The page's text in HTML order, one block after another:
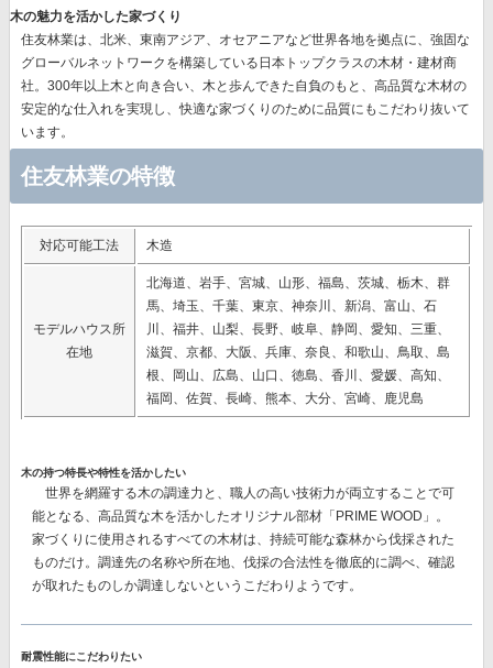
木の魅力を活かした家づくり
住友林業は、北米、東南アジア、オセアニアなど世界各地を拠点に、強固な
グローバルネットワークを構築している日本トップクラスの木材・建材商
社。300年以上木と向き合い、木と歩んできた自負のもと、高品質な木材の
安定的な仕入れを実現し、快適な家づくりのために品質にもこだわり抜いて
います。
住友林業の特徴
対応可能工法 木造
モデルハウス所
在地
北海道、岩手、宮城、山形、福島、茨城、栃木、群
馬、埼玉、千葉、東京、神奈川、新潟、富山、石
川、福井、山梨、長野、岐阜、静岡、愛知、三重、
滋賀、京都、大阪、兵庫、奈良、和歌山、鳥取、島
根、岡山、広島、山口、徳島、香川、愛媛、高知、
福岡、佐賀、長崎、熊本、大分、宮崎、鹿児島
木の持つ特長や特性を活かしたい
世界を網羅する木の調達力と、職人の高い技術力が両立することで可
能となる、高品質な木を活かしたオリジナル部材 「PRIME WOOD」。
家づくりに使用されるすべての木材は、持続可能な森林から伐採された
ものだけ。調達先の名称や所在地、伐採の合法性を徹底的に調べ、確認
が取れたものしか調達しないというこだわりようです。
耐震性能にこだわりたい